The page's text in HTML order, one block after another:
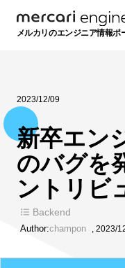
メルカリのエンジニア情報ポ
2023/12/09
新卒エン
のバグを
ントリビ
Backend
Author:champon , 2023/